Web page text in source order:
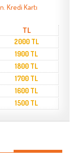
Kredi Kartı
TL
2000 TL
1900 TL
1800 TL
1700 TL
1600 TL
1500 TL